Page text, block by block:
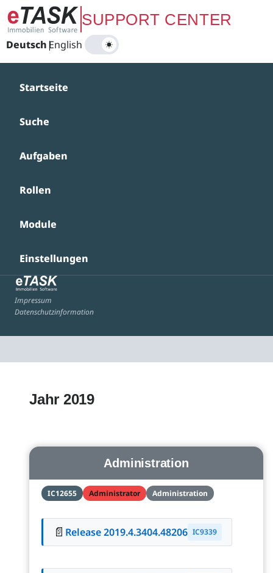
Zum Hauptinhalt springenSUPPORT CENTER
Deutsch|
English
Startseite
Suche
Aufgaben
Rollen
Module
Einstellungen
Impressum
Datenschutzinformation
Jahr 2019
Administration
IC12655 Administrator Administration
📄 Release 2019.4.3404.48206 IC9339